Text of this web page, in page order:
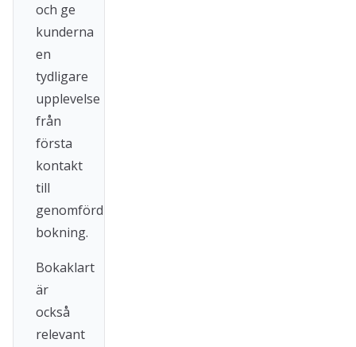
och ge
kunderna
en
tydligare
upplevelse
från
första
kontakt
till
genomförd
bokning.
Bokaklart
är
också
relevant